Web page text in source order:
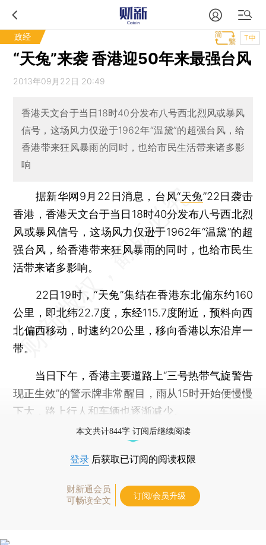
政经 T中
“天兔”来袭 香港迎50年来最强台风
2013年09月22日 20:49
香港天文台于当日18时40分发布八号西北烈风或暴风
信号，这场风力仅逊于1962年“温黛”的超强台风，给
香港带来狂风暴雨的同时，也给市民生活带来诸多影
响
据新华网9月22日消息，台风“天兔”22日袭击
香港，香港天文台于当日18时40分发布八号西北烈
风或暴风信号，这场风力仅逊于1962年“温黛”的超
强台风，给香港带来狂风暴雨的同时，也给市民生
活带来诸多影响。
22日19时，“天兔”集结在香港东北偏东约160
公里，即北纬22.7度，东经115.7度附近，预料向西
北偏西移动，时速约20公里，移向香港以东沿岸一
带。
当日下午，香港主要道路上“三号热带气旋警告
现正生效”的警示牌非常醒目，雨从15时开始便慢慢
下大，路上行人和车辆也逐渐减少。
本文共计844字 订阅后继续阅读
登录 后获取已订阅的阅读权限
财新通会员
可畅读全文
订阅/会员升级